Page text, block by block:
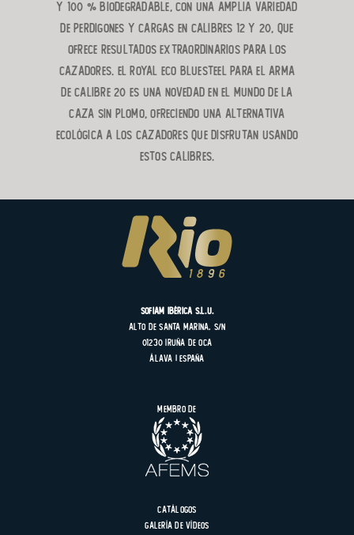
y 100 % biodegradable, con una amplia variedad
de perdigones y cargas en calibres 12 y 20, que
ofrece resultados extraordinarios para los
cazadores. El Royal ECO Bluesteel para el arma
de calibre 20 es una novedad en el mundo de la
caza sin plomo, ofreciendo una alternativa
ecológica a los cazadores que disfrutan usando
estos calibres.
SOFIAM Ibérica S.L.U.
Alto de Santa Marina, s/n
01230 Iruña de Oca
Álava | España
Membro de
Catálogos
Galería de vídeos